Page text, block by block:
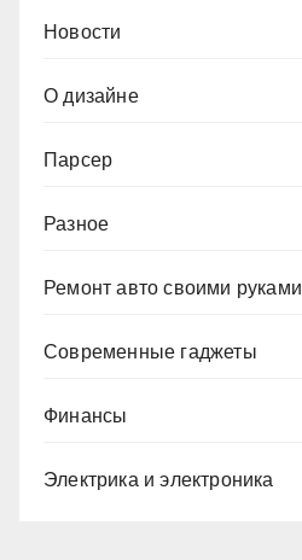
Новости
О дизайне
Парсер
Разное
Ремонт авто своими руками
Современные гаджеты
Финансы
Электрика и электроника